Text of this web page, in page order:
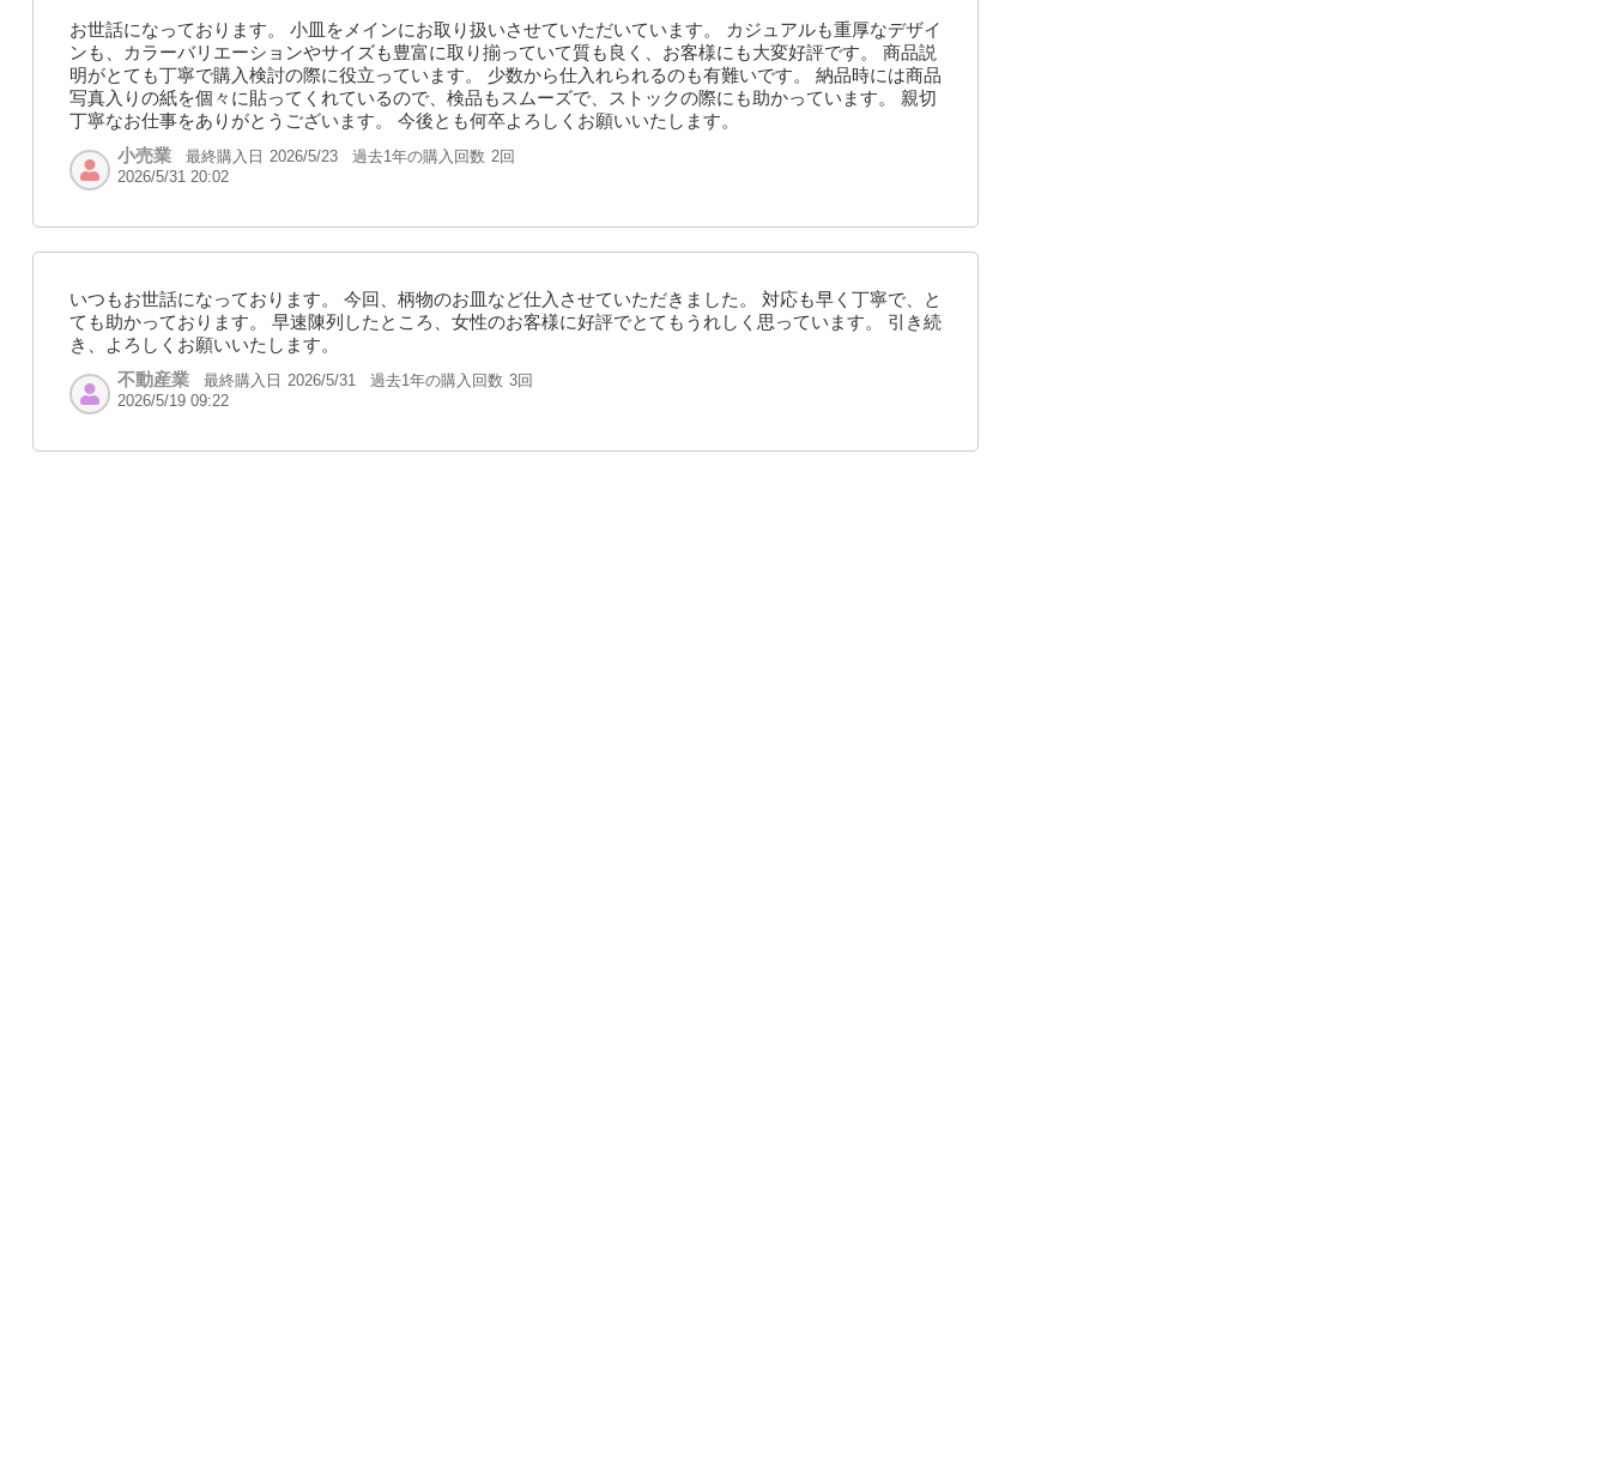
お世話になっております。 小皿をメインにお取り扱いさせていただいています。 カジュアルも重厚なデザイ
ンも、カラーバリエーションやサイズも豊富に取り揃っていて質も良く、お客様にも大変好評です。 商品説
明がとても丁寧で購入検討の際に役立っています。 少数から仕入れられるのも有難いです。 納品時には商品
写真入りの紙を個々に貼ってくれているので、検品もスムーズで、ストックの際にも助かっています。 親切
丁寧なお仕事をありがとうございます。 今後とも何卒よろしくお願いいたします。
小売業
最終購入日 2026/5/23 過去1年の購入回数 2回
2026/5/31 20:02
いつもお世話になっております。 今回、柄物のお皿など仕入させていただきました。 対応も早く丁寧で、と
ても助かっております。 早速陳列したところ、女性のお客様に好評でとてもうれしく思っています。 引き続
き、よろしくお願いいたします。
不動産業
最終購入日 2026/5/31 過去1年の購入回数 3回
2026/5/19 09:22